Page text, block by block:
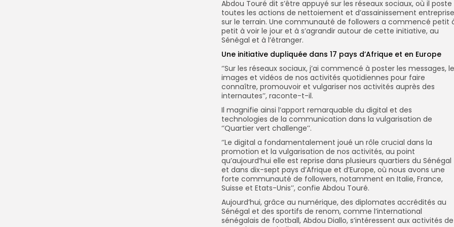
Abdou Touré dit s’être appuyé sur les réseaux sociaux, où il poste
toutes les actions de nettoiement et d’assainissement
sur le terrain. Une communauté de followers a commencé petit
petit à voir le jour et à s’agrandir autour de cette initiative, au
Sénégal et à l’étranger.
Une initiative dupliquée dans 17 pays d’Afrique et en Europe
‘’Sur les réseaux sociaux, j’ai commencé à poster les messages,
images et vidéos de nos activités quotidiennes pour faire
connaître, promouvoir et vulgariser nos activités auprès des
internautes’’, raconte-t-il.
Il magnifie ainsi l’apport remarquable du digital et des
technologies de la communication dans la vulgarisation de
‘’Quartier vert challenge’’.
‘’Le digital a fondamentalement joué un rôle crucial dans la
promotion et la vulgarisation de nos activités, au point
qu’aujourd’hui elle est reprise dans plusieurs quartiers du Sénégal
et dans dix-sept pays d’Afrique et d’Europe, où nous avons une
forte communauté de followers, notamment en Italie, France,
Suisse et Etats-Unis’’, confie Abdou Touré.
Aujourd’hui, grâce au numérique, des diplomates accrédités au
Sénégal et des sportifs de renom, comme l’international
sénégalais de football, Abdou Diallo, s’intéressent aux activités de